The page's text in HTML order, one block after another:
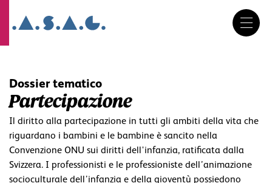
navigazione
Dossier tematico
Partecipazione
Il diritto alla partecipazione in tutti gli ambiti della vita che
riguardano i bambini e le bambine è sancito nella
Convenzione ONU sui diritti dell'infanzia, ratificata dalla
Svizzera. I professionisti e le professioniste dell’animazione
socioculturale dell’infanzia e della gioventù possiedono